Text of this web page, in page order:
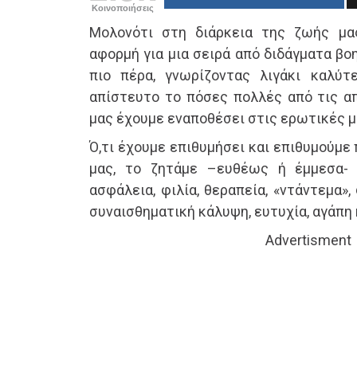
Κοινοποιήσεις
Μολονότι στη διάρκεια της ζωής
αφορμή για μια σειρά από διδάγματα
πιο πέρα, γνωρίζοντας λιγάκι
απίστευτο το πόσες πολλές από τις
μας έχουμε εναποθέσει στις ερωτικές
Ό,τι έχουμε επιθυμήσει και
μας, το ζητάμε –ευθέως ή έμμεσα-
ασφάλεια, φιλία, θεραπεία,
συναισθηματική κάλυψη, ευτυχία,
Advertisment